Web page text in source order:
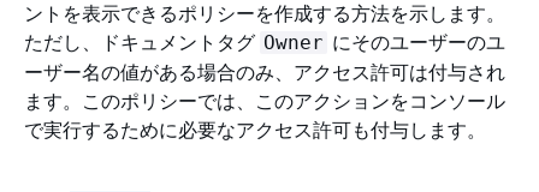
ントを表示できるポリシーを作成する方法を示します。
ただし、ドキュメントタグ Owner にそのユーザーのユ
ーザー名の値がある場合のみ、アクセス許可は付与され
ます。このポリシーでは、このアクションをコンソール
で実行するために必要なアクセス許可も付与します。